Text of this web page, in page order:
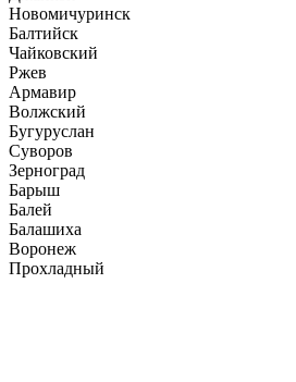
Новомичуринск
Балтийск
Чайковский
Ржев
Армавир
Волжский
Бугуруслан
Суворов
Зерноград
Барыш
Балей
Балашиха
Воронеж
Прохладный